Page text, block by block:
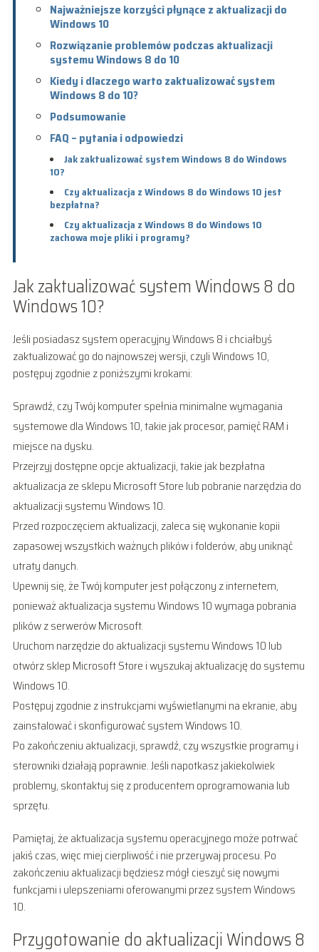
Najważniejsze korzyści płynące z aktualizacji do
Windows 10
Rozwiązanie problemów podczas aktualizacji
systemu Windows 8 do 10
Kiedy i dlaczego warto zaktualizować system
Windows 8 do 10?
Podsumowanie
FAQ – pytania i odpowiedzi
Jak zaktualizować system Windows 8 do Windows
10?
Czy aktualizacja z Windows 8 do Windows 10 jest
bezpłatna?
Czy aktualizacja z Windows 8 do Windows 10
zachowa moje pliki i programy?
Jak zaktualizować system Windows 8 do
Windows 10?
Jeśli posiadasz system operacyjny Windows 8 i chciałbyś
zaktualizować go do najnowszej wersji, czyli Windows 10,
postępuj zgodnie z poniższymi krokami:
Sprawdź, czy Twój komputer spełnia minimalne wymagania
systemowe dla Windows 10, takie jak procesor, pamięć RAM i
miejsce na dysku.
Przejrzyj dostępne opcje aktualizacji, takie jak bezpłatna
aktualizacja ze sklepu Microsoft Store lub pobranie narzędzia do
aktualizacji systemu Windows 10.
Przed rozpoczęciem aktualizacji, zaleca się wykonanie kopii
zapasowej wszystkich ważnych plików i folderów, aby uniknąć
utraty danych.
Upewnij się, że Twój komputer jest połączony z internetem,
ponieważ aktualizacja systemu Windows 10 wymaga pobrania
plików z serwerów Microsoft.
Uruchom narzędzie do aktualizacji systemu Windows 10 lub
otwórz sklep Microsoft Store i wyszukaj aktualizację do systemu
Windows 10.
Postępuj zgodnie z instrukcjami wyświetlanymi na ekranie, aby
zainstalować i skonfigurować system Windows 10.
Po zakończeniu aktualizacji, sprawdź, czy wszystkie programy i
sterowniki działają poprawnie. Jeśli napotkasz jakiekolwiek
problemy, skontaktuj się z producentem oprogramowania lub
sprzętu.
Pamiętaj, że aktualizacja systemu operacyjnego może potrwać
jakiś czas, więc miej cierpliwość i nie przerywaj procesu. Po
zakończeniu aktualizacji będziesz mógł cieszyć się nowymi
funkcjami i ulepszeniami oferowanymi przez system Windows
10.
Przygotowanie do aktualizacji Windows 8